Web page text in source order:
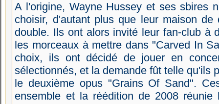
A l'origine, Wayne Hussey et ses sbires
choisir, d'autant plus que leur maison
double. Ils ont alors invité leur fan-club à
les morceaux à mettre dans "Carved In
choix, ils ont décidé de jouer en
sélectionnés, et la demande fût telle qu'ils
le deuxième opus "Grains Of Sand".
ensemble et la réédition de 2008